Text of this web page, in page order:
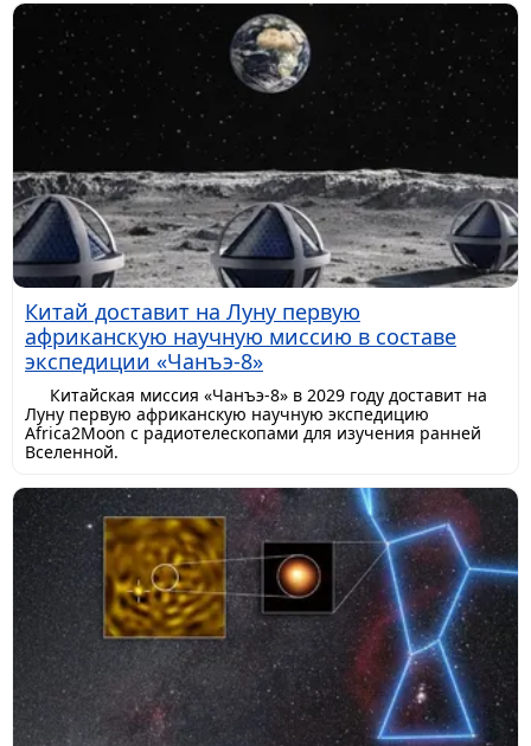
Китай доставит на Луну первую
африканскую научную миссию в составе
экспедиции «Чанъэ-8»
Китайская миссия «Чанъэ-8» в 2029 году доставит на
Луну первую африканскую научную экспедицию
Africa2Moon с радиотелескопами для изучения ранней
Вселенной.